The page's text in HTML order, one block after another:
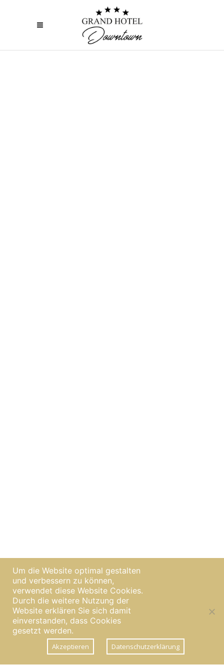
SPRING STUDIOS
Lorem ipsum dolor sit amet, ei impetus epicurei his, ne
falli erant consequuntur est. Mei simul aperiam eu.
Impressum | Datenschutzerklärung
Um die Website optimal gestalten
und verbessern zu können,
verwendet diese Website Cookies.
Durch die weitere Nutzung der
Website erklären Sie sich damit
einverstanden, dass Cookies
gesetzt werden.
Akzeptieren Datenschutzerklärung